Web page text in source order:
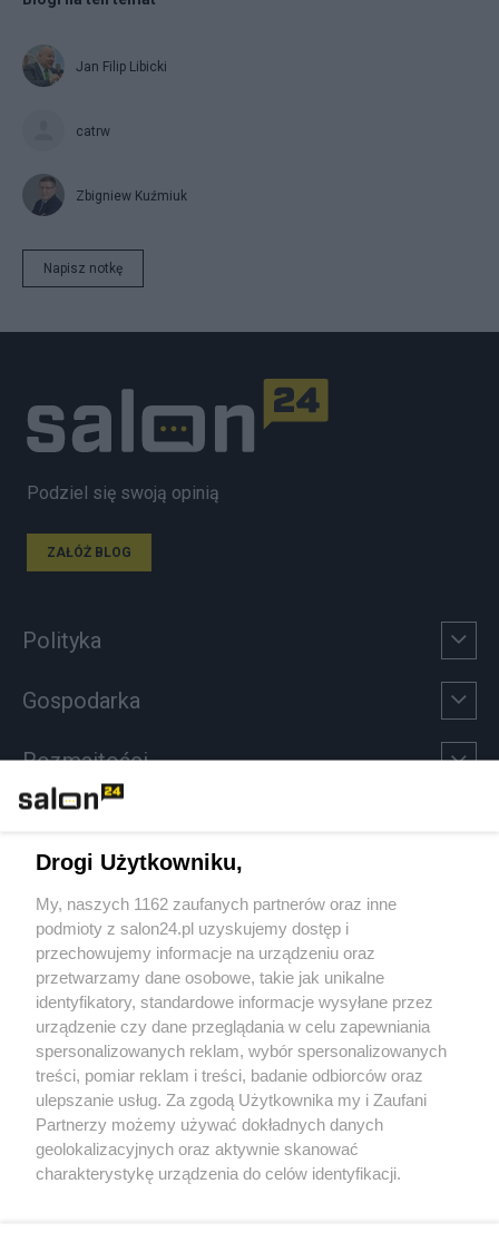
Jan Filip Libicki
catrw
Zbigniew Kuźmiuk
Napisz notkę
Podziel się swoją opinią
ZAŁÓŻ BLOG
Polityka
Gospodarka
Rozmaitości
Sport
Społeczeństwo
Kultura
X Facebook Instagram Youtube
Drogi Użytkowniku,
My, naszych 1162 zaufanych partnerów oraz inne
podmioty z salon24.pl uzyskujemy dostęp i
przechowujemy informacje na urządzeniu oraz
przetwarzamy dane osobowe, takie jak unikalne
identyfikatory, standardowe informacje wysyłane przez
urządzenie czy dane przeglądania w celu zapewniania
spersonalizowanych reklam, wybór spersonalizowanych
treści, pomiar reklam i treści, badanie odbiorców oraz
ulepszanie usług. Za zgodą Użytkownika my i Zaufani
Partnerzy możemy używać dokładnych danych
geolokalizacyjnych oraz aktywnie skanować
charakterystykę urządzenia do celów identyfikacji.